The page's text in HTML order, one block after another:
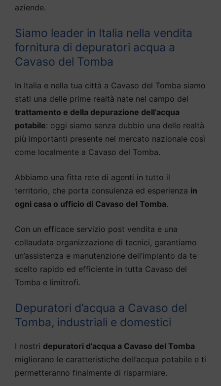
aziende.
Siamo leader in Italia nella vendita
fornitura di depuratori acqua a
Cavaso del Tomba
In Italia e nella tua città a Cavaso del Tomba siamo
stati una delle prime realtà nate nel campo del
trattamento e della depurazione dell’acqua
potabile: oggi siamo senza dubbio una delle realtà
più importanti presente nel mercato nazionale così
come localmente a Cavaso del Tomba.
Abbiamo una fitta rete di agenti in tutto il
territorio, che porta consulenza ed esperienza in
ogni casa o ufficio di Cavaso del Tomba.
Con un efficace servizio post vendita e una
collaudata organizzazione di tecnici, garantiamo
un’assistenza e manutenzione dell’impianto da te
scelto rapido ed efficiente in tutta Cavaso del
Tomba e limitrofi.
Depuratori d’acqua a Cavaso del
Tomba, industriali e domestici
I nostri depuratori d’acqua a Cavaso del Tomba
migliorano le caratteristiche dell’acqua potabile e ti
permetteranno finalmente di risparmiare.